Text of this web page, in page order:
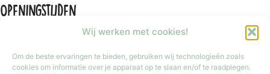
Wij werken met cookies!
Om de beste ervaringen te bieden, gebruiken wij technologieën zoals
cookies om informatie over je apparaat op te slaan en/of te raadplegen.
Openingstijden